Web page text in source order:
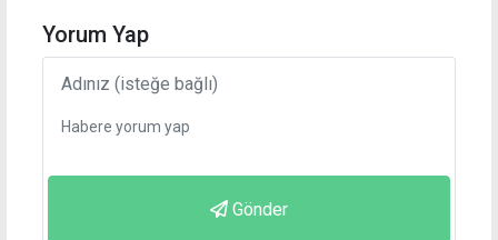
Yorum Yap
Gönder